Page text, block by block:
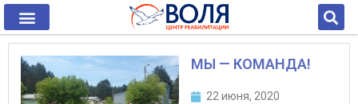
МЫ — КОМАНДА!
22 июня, 2020